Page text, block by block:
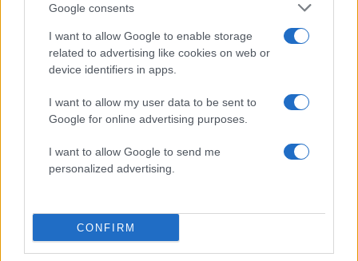
Google consents
I want to allow Google to enable storage
related to advertising like cookies on web or
device identifiers in apps.
I want to allow my user data to be sent to
Google for online advertising purposes.
I want to allow Google to send me
personalized advertising.
CONFIRM
Σχόλια
Σχολίασε εδώ
50 /50
2000 /2000